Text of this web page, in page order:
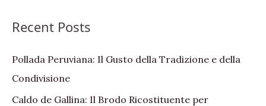
Recent Posts
Pollada Peruviana: Il Gusto della Tradizione e della
Condivisione
Caldo de Gallina: Il Brodo Ricostituente per